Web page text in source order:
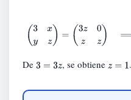
(3xy )= (3 zz)
De 3 =3 z , se obtiene z=1